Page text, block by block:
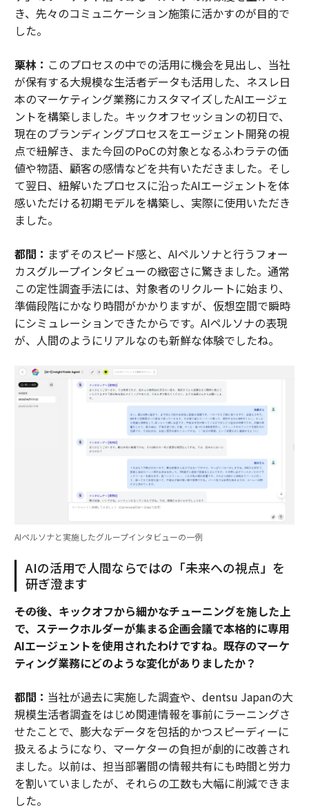
き、先々のコミュニケーション施策に活かすのが目的で
した。
栗林： このプロセスの中での活用に機会を見出し、当社
が保有する大規模な生活者データも活用した、ネスレ日
本のマーケティング業務にカスタマイズしたAIエージェ
ントを構築しました。キックオフセッションの初日で、
現在のブランディングプロセスをエージェント開発の視
点で紐解き、また今回のPoCの対象となるふわラテの価
値や物語、顧客の感情などを共有いただきました。そし
て翌日、紐解いたプロセスに沿ったAIエージェントを体
感いただける初期モデルを構築し、実際に使用いただき
ました。
都間： まずそのスピード感と、AIペルソナと行うフォー
カスグループインタビューの緻密さに驚きました。通常
この定性調査手法には、対象者のリクルートに始まり、
準備段階にかなり時間がかかりますが、仮想空間で瞬時
にシミュレーションできたからです。AIペルソナの表現
が、人間のようにリアルなのも新鮮な体験でしたね。
AIペルソナと実施したグループインタビューの一例
AIの活用で人間ならではの「未来への視点」を
研ぎ澄ます
――その後、キックオフから細かなチューニングを施した上
で、ステークホルダーが集まる企画会議で本格的に専用
AIエージェントを使用されたわけですね。既存のマーケ
ティング業務にどのような変化がありましたか？
都間： 当社が過去に実施した調査や、dentsu Japanの大
規模生活者調査をはじめ関連情報を事前にラーニングさ
せたことで、膨大なデータを包括的かつスピーディーに
扱えるようになり、マーケターの負担が劇的に改善され
ました。以前は、担当部署間の情報共有にも時間と労力
を割いていましたが、それらの工数も大幅に削減できま
した。